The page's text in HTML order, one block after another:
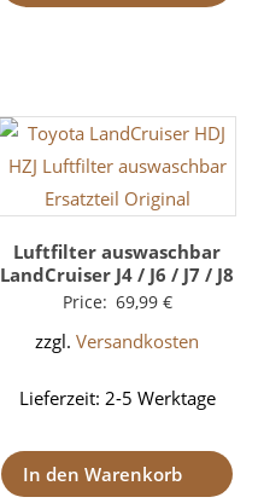
Luftfilter auswaschbar
LandCruiser J4 / J6 / J7 / J8
Price: 69,99 €
zzgl.Versandkosten
Lieferzeit: 2-5 Werktage
In den Warenkorb